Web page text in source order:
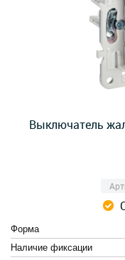
Выключатель
Форма
Наличие фиксации